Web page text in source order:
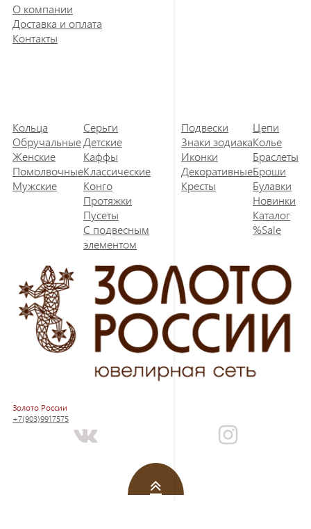
О компании
Доставка и оплата
Контакты
Кольца
Обручальные
Женские
Помолвочные
Мужские
Серьги
Детские
Каффы
Классические
Конго
Протяжки
Пусеты
С подвесным
элементом
Подвески
Знаки зодиака
Иконки
Декоративные
Кресты
Цепи
Колье
Браслеты
Броши
Булавки
Новинки
Каталог
%Sale
Золото России
+7(903)9917575